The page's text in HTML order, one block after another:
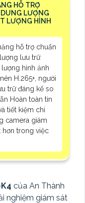
HỖ TRỢ
LƯỢNG
LƯỢNG HÌNH
hỗ trợ chuẩn
lưu trữ
lượng hình ảnh
H.265+, người
trữ đáng kể so
Hoàn toàn tin
tiết kiệm chi
camera giám
hơn trong việc
của An Thành
nghiệm giám sát